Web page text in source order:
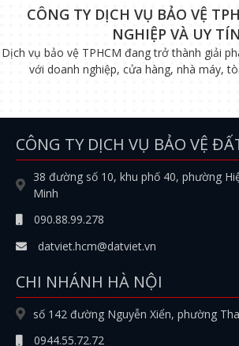
CÔNG TY DỊCH VỤ BẢO VỆ
NGHIỆP VÀ UY TÍN
Dịch vụ bảo vệ TPHCM đang trở thành giải
với doanh nghiệp, cửa hàng, nhà máy,
CÔNG TY DỊCH VỤ BẢO VỆ
38 đường số 10, khu phố 40, phường
Minh
090.88.99.278
datviet.hcm@datviet.vn
CHI NHÁNH HÀ NỘI
số 142 đường Nguyễn Xiển, phường
0944.55.72.72